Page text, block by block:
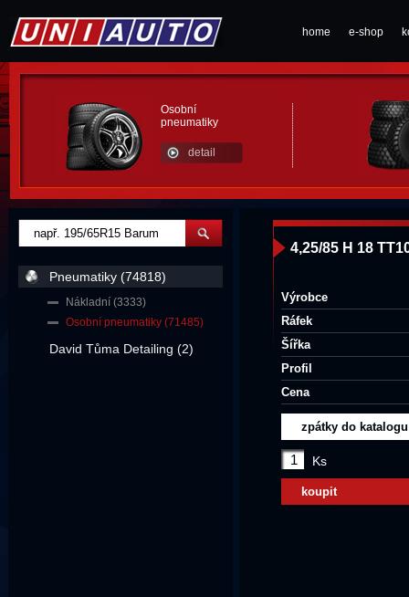
home e-shop
Osobní
pneumatiky
detail
4,25/85 H 18
Výrobce
Ráfek
Šířka
Profil
Cena
zpátky do katalogu
Ks
koupit
Pneumatiky (74818)
Nákladní (3333)
Osobní pneumatiky (71485)
David Tůma Detailing (2)